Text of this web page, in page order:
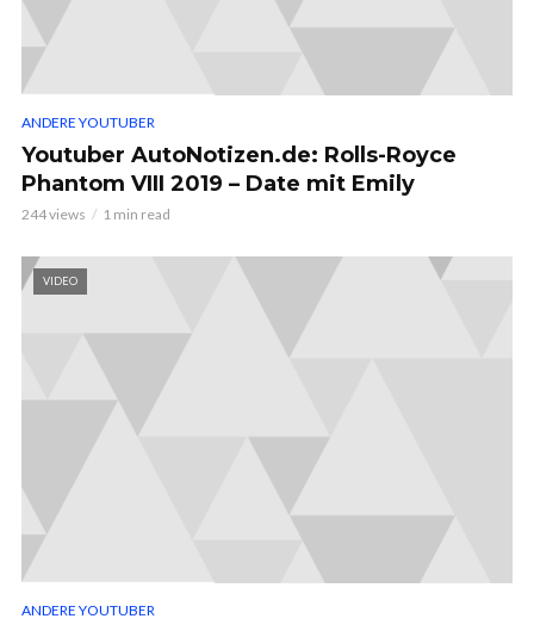
ANDERE YOUTUBER
Youtuber AutoNotizen.de: Rolls-Royce
Phantom VIII 2019 – Date mit Emily
244 views 1 min read
VIDEO
ANDERE YOUTUBER